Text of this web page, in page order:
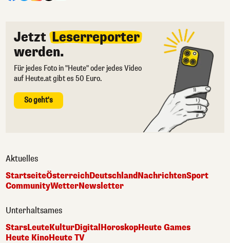
Jetzt Leserreporter
werden.
Für jedes Foto in "Heute" oder jedes Video
auf Heute.at gibt es 50 Euro.
So geht's
Aktuelles
StartseiteÖsterreichDeutschlandNachrichtenSport
CommunityWetterNewsletter
Unterhaltsames
StarsLeuteKulturDigital HoroskopHeute Games
Heute KinoHeute TV